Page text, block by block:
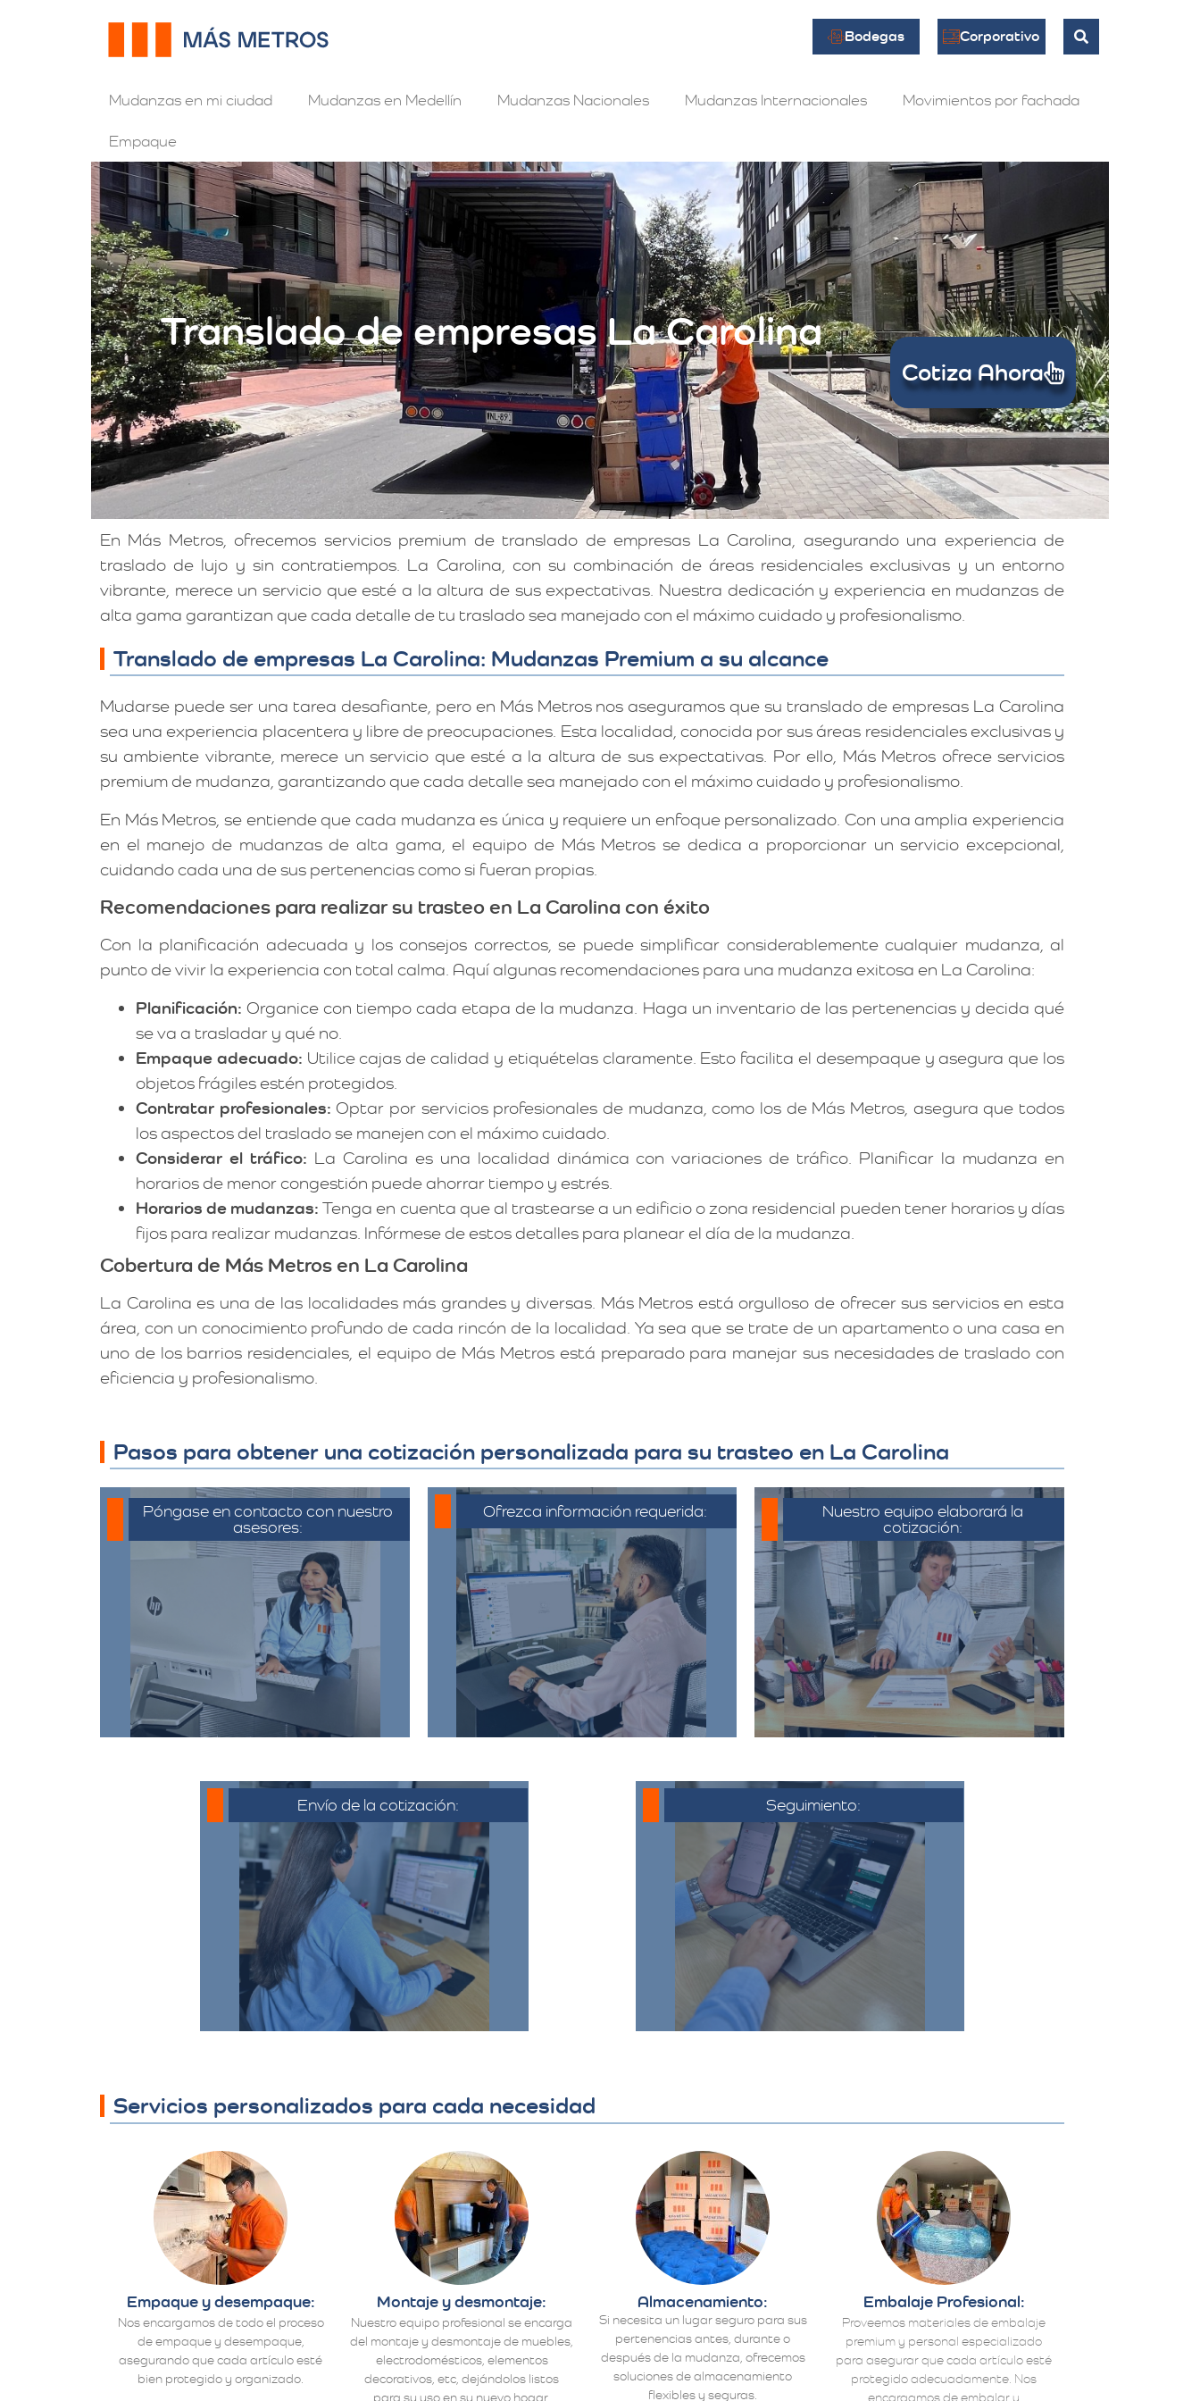
Bodegas Corporativo
Mudanzas en mi ciudad Mudanzas en Medellín Mudanzas Nacionales Mudanzas Internacionales Movimientos por fachada
Empaque
Translado de empresas La Carolina
Cotiza Ahora
En Más Metros, ofrecemos servicios premium de translado de empresas La Carolina, asegurando una experiencia de
traslado de lujo y sin contratiempos. La Carolina, con su combinación de áreas residenciales exclusivas y un entorno
vibrante, merece un servicio que esté a la altura de sus expectativas. Nuestra dedicación y experiencia en mudanzas de
alta gama garantizan que cada detalle de tu traslado sea manejado con el máximo cuidado y profesionalismo.
Translado de empresas La Carolina: Mudanzas Premium a su alcance
Mudarse puede ser una tarea desafiante, pero en Más Metros nos aseguramos que su translado de empresas La Carolina
sea una experiencia placentera y libre de preocupaciones. Esta localidad, conocida por sus áreas residenciales exclusivas y
su ambiente vibrante, merece un servicio que esté a la altura de sus expectativas. Por ello, Más Metros ofrece servicios
premium de mudanza, garantizando que cada detalle sea manejado con el máximo cuidado y profesionalismo.
En Más Metros, se entiende que cada mudanza es única y requiere un enfoque personalizado. Con una amplia experiencia
en el manejo de mudanzas de alta gama, el equipo de Más Metros se dedica a proporcionar un servicio excepcional,
cuidando cada una de sus pertenencias como si fueran propias.
Recomendaciones para realizar su trasteo en La Carolina con éxito
Con la planificación adecuada y los consejos correctos, se puede simplificar considerablemente cualquier mudanza, al
punto de vivir la experiencia con total calma. Aquí algunas recomendaciones para una mudanza exitosa en La Carolina:
Planificación: Organice con tiempo cada etapa de la mudanza. Haga un inventario de las pertenencias y decida qué
se va a trasladar y qué no.
Empaque adecuado: Utilice cajas de calidad y etiquételas claramente. Esto facilita el desempaque y asegura que los
objetos frágiles estén protegidos.
Contratar profesionales: Optar por servicios profesionales de mudanza, como los de Más Metros, asegura que todos
los aspectos del traslado se manejen con el máximo cuidado.
Considerar el tráfico: La Carolina es una localidad dinámica con variaciones de tráfico. Planificar la mudanza en
horarios de menor congestión puede ahorrar tiempo y estrés.
Horarios de mudanzas: Tenga en cuenta que al trastearse a un edificio o zona residencial pueden tener horarios y días
fijos para realizar mudanzas. Infórmese de estos detalles para planear el día de la mudanza.
Cobertura de Más Metros en La Carolina
La Carolina es una de las localidades más grandes y diversas. Más Metros está orgulloso de ofrecer sus servicios en esta
área, con un conocimiento profundo de cada rincón de la localidad. Ya sea que se trate de un apartamento o una casa en
uno de los barrios residenciales, el equipo de Más Metros está preparado para manejar sus necesidades de traslado con
eficiencia y profesionalismo.
Pasos para obtener una cotización personalizada para su trasteo en La Carolina
Póngase en contacto con nuestro
asesores:
Para iniciar el proceso de solicitud
de cotización, puede
comunicarse a través de
whatsapp haciendo click en
cotizar.​
Ofrezca información requerida:
Debe proporcionar información
detallada sobre la mudanza,
incluyendo la dirección de origen
y destino, el tipo y cantidad de
pertenencias.​
Nuestro equipo elaborará la
cotización:
Con la información recopilada, el
equipo de Más Metros elabora
una cotización detallada que
incluye todos los costos
asociados a la mudanza, como el
transporte, el embalaje, el
montaje, y cualquier servicio
adicional solicitado.​
Envío de la cotización:
La cotización se envía al cliente,
generalmente por correo electrónico
o el medio que se haya acordado,
para su revisión. El cliente puede
revisar la propuesta, hacer
preguntas y solicitar ajustes si es
necesario.​
Seguimiento:
Una vez que se aprueba la
cotización, se confirma la fecha y
hora de la mudanza. Se coordina
todo el proceso y se establecen los
detalles finales.​
Servicios personalizados para cada necesidad
Empaque y desempaque:
Nos encargamos de todo el proceso
de empaque y desempaque,
asegurando que cada artículo esté
bien protegido y organizado.
Montaje y desmontaje:
Nuestro equipo profesional se encarga
del montaje y desmontaje de muebles,
electrodomésticos, elementos
decorativos, etc, dejándolos listos
para su uso en su nuevo hogar.
Almacenamiento:
Si necesita un lugar seguro para sus
pertenencias antes, durante o
después de la mudanza, ofrecemos
soluciones de almacenamiento
flexibles y seguras.
Embalaje Profesional:
Proveemos materiales de embalaje
premium y personal especializado
para asegurar que cada artículo esté
protegido adecuadamente. Nos
encargamos de embalar y